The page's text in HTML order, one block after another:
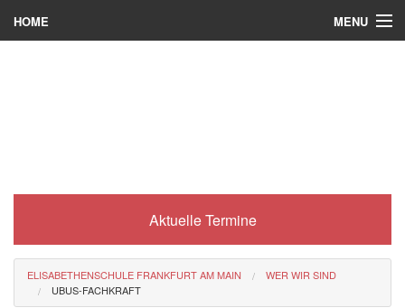
HOME MENU
Eli-Portal
MINT-Angebot
Aktuelle Termine
ELISABETHENSCHULE FRANKFURT AM MAIN
WER WIR SIND
UBUS-FACHKRAFT